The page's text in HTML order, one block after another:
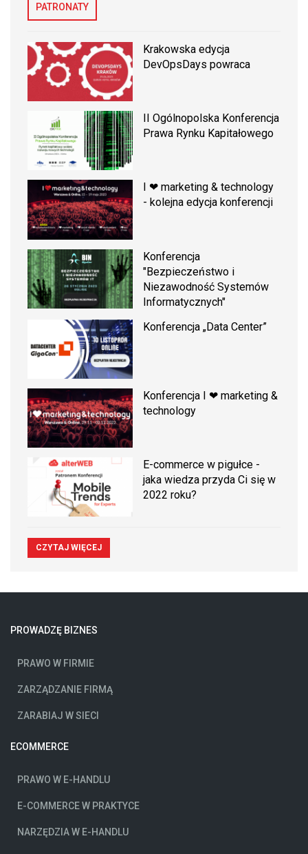
PATRONATY
Krakowska edycja
DevOpsDays powraca
II Ogólnopolska Konferencja
Prawa Rynku Kapitałowego
I ❤ marketing & technology
- kolejna edycja konferencji
Konferencja
"Bezpieczeństwo i
Niezawodność Systemów
Informatycznych"
Konferencja „Data Center”
Konferencja I ❤ marketing &
technology
E-commerce w pigułce -
jaka wiedza przyda Ci się w
2022 roku?
CZYTAJ WIĘCEJ
PROWADZĘ BIZNES
PRAWO W FIRMIE
ZARZĄDZANIE FIRMĄ
ZARABIAJ W SIECI
ECOMMERCE
PRAWO W E-HANDLU
E-COMMERCE W PRAKTYCE
NARZĘDZIA W E-HANDLU